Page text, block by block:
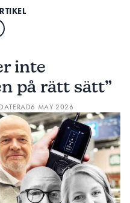
inte
på rätt sätt”
6 MAY 2026